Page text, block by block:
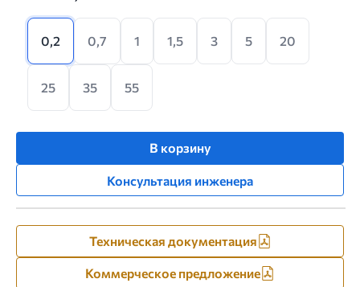
0,2 0,7 1 1,5 3 5 20
25 35 55
В корзину
Консультация инженера
Техническая документация
Коммерческое предложение